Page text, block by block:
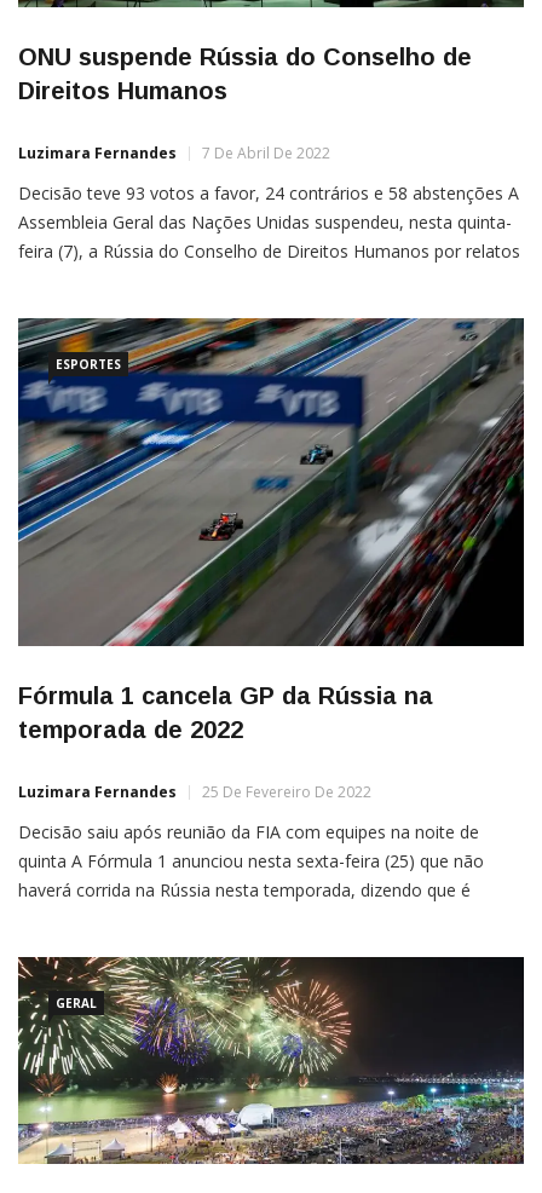
ONU suspende Rússia do Conselho de
Direitos Humanos
Luzimara Fernandes 7 De Abril De 2022
Decisão teve 93 votos a favor, 24 contrários e 58 abstenções A
Assembleia Geral das Nações Unidas suspendeu, nesta quinta-
feira (7), a Rússia do Conselho de Direitos Humanos por relatos
(EUA), teve 93 votos a favor, 24 contrários […]
ESPORTES
Fórmula 1 cancela GP da Rússia na
temporada de 2022
Luzimara Fernandes 25 De Fevereiro De 2022
Decisão saiu após reunião da FIA com equipes na noite de
quinta A Fórmula 1 anunciou nesta sexta-feira (25) que não
haverá corrida na Rússia nesta temporada, dizendo que é
no parque olímpico de Sochi. “Estamos […]
GERAL